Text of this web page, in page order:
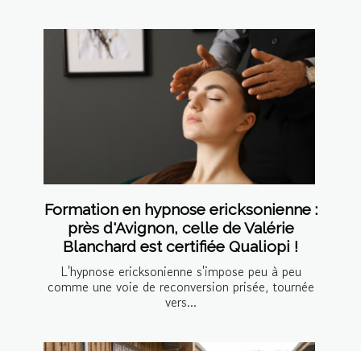
Formation en hypnose ericksonienne :
près d'Avignon, celle de Valérie
Blanchard est certifiée Qualiopi !
L'hypnose ericksonienne s'impose peu à peu
comme une voie de reconversion prisée, tournée
vers...